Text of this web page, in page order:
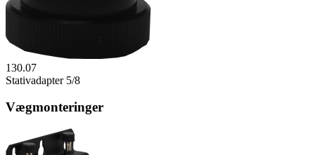
130.07
Stativadapter 5/8
Vægmonteringer